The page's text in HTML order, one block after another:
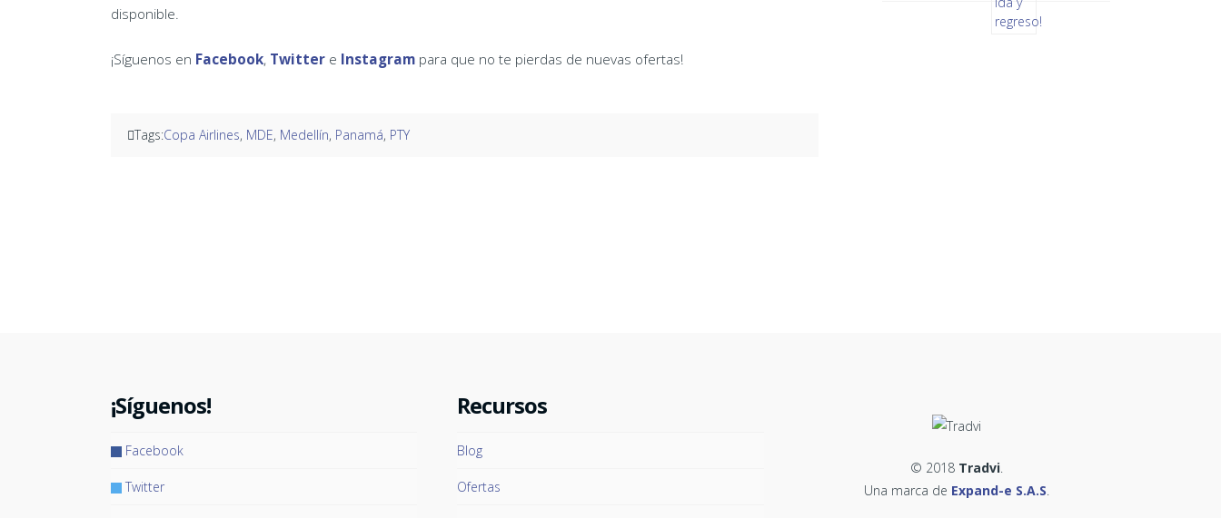
disponible.
¡Síguenos en Facebook, Twitter e Instagram para que no te pierdas de nuevas ofertas!
Tags:Copa Airlines, MDE, Medellín, Panamá, PTY
¡Síguenos!
Facebook
Twitter
Recursos
Blog
Ofertas
© 2018 Tradvi.
Una marca de Expand-e S.A.S.